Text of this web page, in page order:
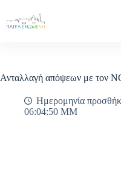
περιεχόμενο
Ανταλλαγή απόψεων με τον
Ημερομηνία
06:04:50 ΜΜ